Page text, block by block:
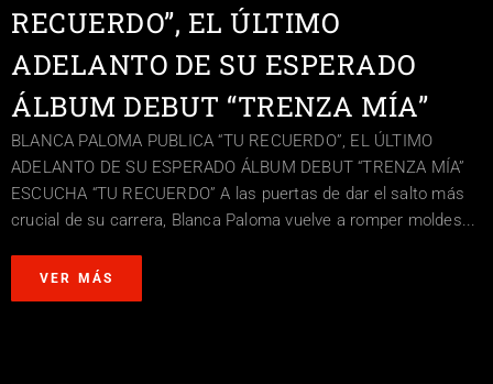
RECUERDO”, EL ÚLTIMO
ADELANTO DE SU ESPERADO
ÁLBUM DEBUT “TRENZA MÍA”
BLANCA PALOMA PUBLICA “TU RECUERDO”, EL ÚLTIMO
ADELANTO DE SU ESPERADO ÁLBUM DEBUT “TRENZA MÍA”
ESCUCHA “TU RECUERDO” A las puertas de dar el salto más
crucial de su carrera, Blanca Paloma vuelve a romper moldes...
VER MÁS